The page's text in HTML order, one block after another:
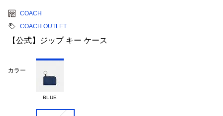
COACH
COACH OUTLET
【公式】ジップ キー ケース
カラー
BLUE